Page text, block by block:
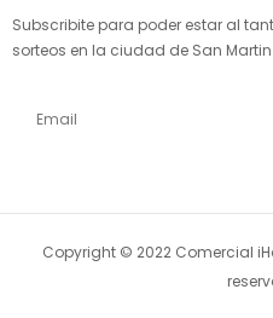
Subscribite para poder estar al
sorteos en la ciudad de San
Copyright © 2022 Comercial